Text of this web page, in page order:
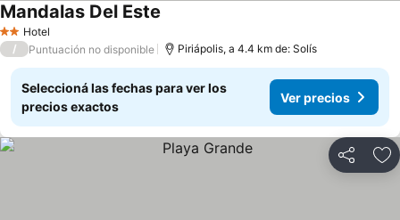
2 Estrellas
Hotel
Mandalas Del Este
/ Puntuación no disponible Piriápolis, a 4.4 km de: Solís
Seleccioná las fechas para ver los
precios exactos
Ver precios
Compartir